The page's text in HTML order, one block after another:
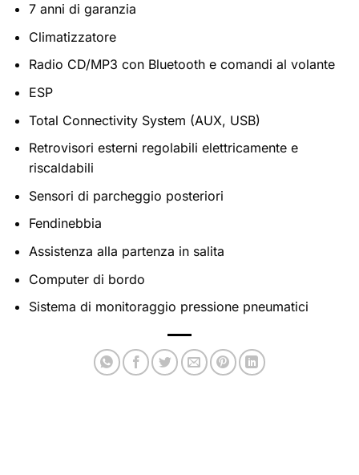
7 anni di garanzia
Climatizzatore
Radio CD/MP3 con Bluetooth e comandi al volante
ESP
Total Connectivity System (AUX, USB)
Retrovisori esterni regolabili elettricamente e
riscaldabili
Sensori di parcheggio posteriori
Fendinebbia
Assistenza alla partenza in salita
Computer di bordo
Sistema di monitoraggio pressione pneumatici